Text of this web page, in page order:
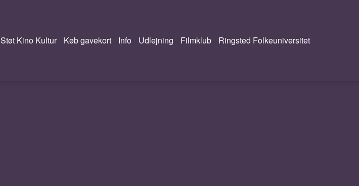
Støt Kino Kultur Køb gavekort Info Udlejning Filmklub Ringsted Folkeuniversitet